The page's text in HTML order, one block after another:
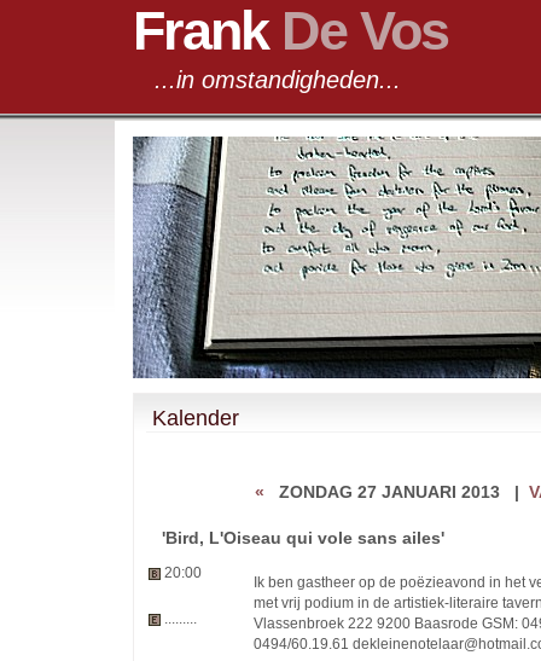
Frank De Vos
...in omstandigheden...
Kalender
« ZONDAG 27 JANUARI 2013|
'Bird, L'Oiseau qui vole sans ailes'
20:00
Ik ben gastheer op de poëzieavond in het
met vrij podium in de artistiek-literaire
Vlassenbroek 222 9200 Baasrode GSM:
0494/60.19.61